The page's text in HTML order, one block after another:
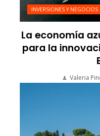
INVERSIONES Y NEGOCIOS
La economía
para la
Valeria